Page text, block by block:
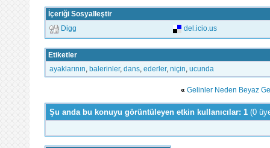
İçeriği Sosyalleştir
Digg del.icio.us
Etiketler
ayaklarının
balerinler, dans ederler, niçin ucunda
« Gelinler Neden Beyaz
Şu anda bu konuyu görüntüleyen etkin kullanıcılar: 1 (0